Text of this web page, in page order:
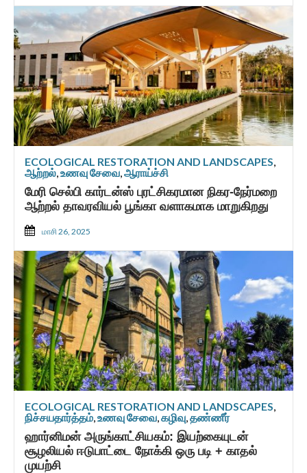
ECOLOGICAL RESTORATION AND LANDSCAPES,
ஆற்றல்,உணவு சேவை,ஆராய்ச்சி
மேரி செல்பி கார்டன்ஸ் புரட்சிகரமான நிகர-நேர்மறை
ஆற்றல் தாவரவியல் பூங்கா வளாகமாக மாறுகிறது
மாசி 26, 2025
ECOLOGICAL RESTORATION AND LANDSCAPES,
நிச்சயதார்த்தம்,உணவு சேவை,கழிவு,தண்ணீர்
ஹார்னிமன் அருங்காட்சியகம்: இயற்கையுடன்
சூழலியல் ஈடுபாட்டை நோக்கி ஒரு படி + காதல்
முயற்சி